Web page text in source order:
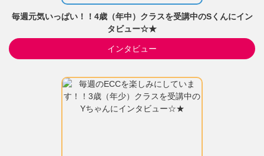
毎週元気いっぱい！！4歳（年中）クラスを受講中のSくんにイン
タビュー☆★
インタビュー